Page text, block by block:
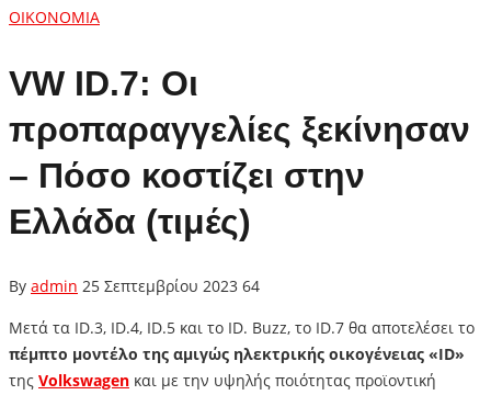
ΟΙΚΟΝΟΜΙΑ
VW ID.7: Οι
προπαραγγελίες ξεκίνησαν
– Πόσο κοστίζει στην
Ελλάδα (τιμές)
By admin 25 Σεπτεμβρίου 2023 64
Μετά τα ID.3, ID.4, ID.5 και το ID. Buzz, το ID.7 θα αποτελέσει το
πέμπτο μοντέλο της αμιγώς ηλεκτρικής οικογένειας «ID»
της Volkswagen και με την υψηλής ποιότητας προϊοντική